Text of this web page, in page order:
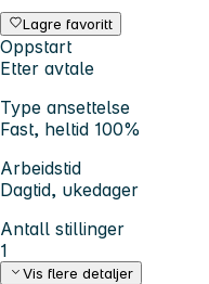
Lagre favoritt
Oppstart
Etter avtale
Type ansettelse
Fast, heltid 100%
Arbeidstid
Dagtid, ukedager
Antall stillinger
1
Vis flere detaljer